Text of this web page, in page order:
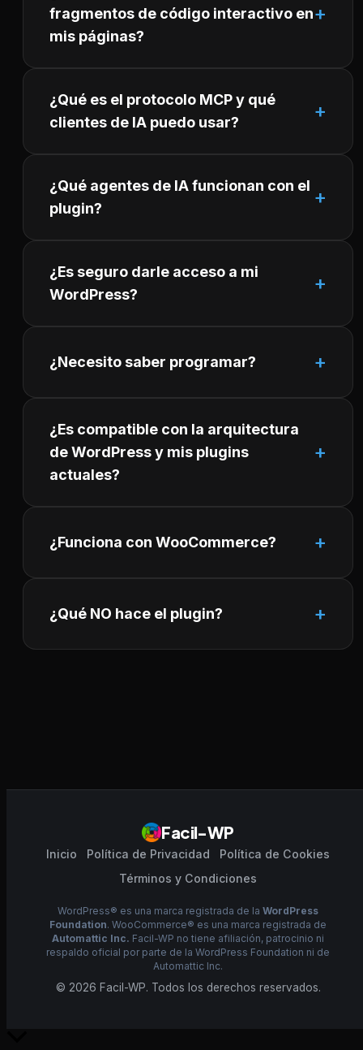
fragmentos de código interactivo en
mis páginas?
¿Qué es el protocolo MCP y qué
clientes de IA puedo usar?
¿Qué agentes de IA funcionan con el
plugin?
¿Es seguro darle acceso a mi
WordPress?
¿Necesito saber programar?
¿Es compatible con la arquitectura
de WordPress y mis plugins
actuales?
¿Funciona con WooCommerce?
¿Qué NO hace el plugin?
Facil-WP
Inicio Política de Privacidad
Política de Cookies
Términos y Condiciones
WordPress® es una marca registrada de la WordPress
Foundation. WooCommerce® es una marca registrada de
Automattic Inc. Facil-WP no tiene afiliación, patrocinio ni
respaldo oficial por parte de la WordPress Foundation ni de
Automattic Inc.
© 2026 Facil-WP. Todos los derechos reservados.